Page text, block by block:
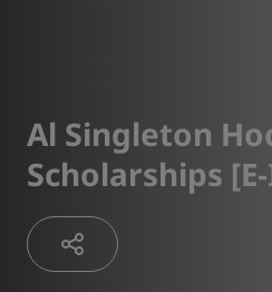
Al Singleton
Scholarships